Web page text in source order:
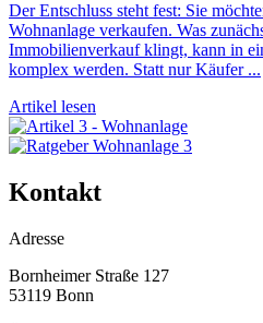
Der Entschluss steht fest: Sie
Wohnanlage verkaufen. Was
Immobilienverkauf klingt, kann in
komplex werden. Statt nur Käufer ...
Artikel lesen
Kontakt
Adresse
Bornheimer Straße 127
53119 Bonn